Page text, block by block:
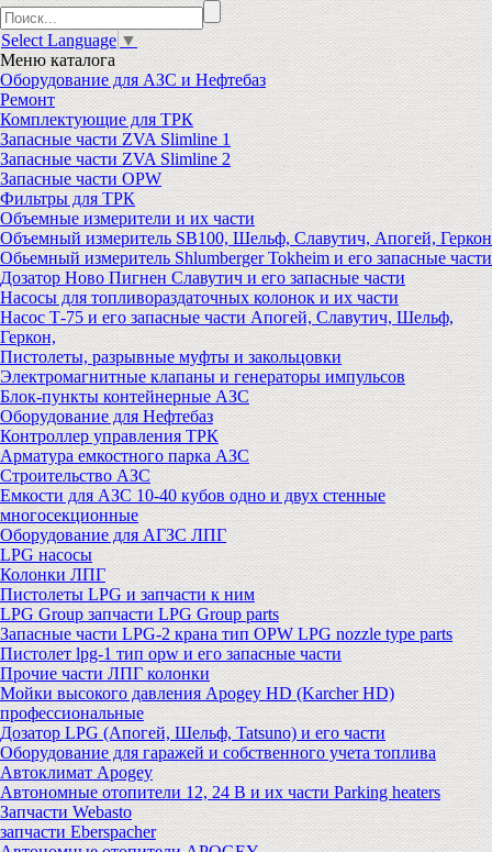
Select Language▼
Менюкаталога
Оборудование для АЗС и Нефтебаз
Ремонт
Комплектующие для ТРК
Запасные части ZVA Slimline 1
Запасные части ZVA Slimline 2
Запасные части OPW
Фильтры для ТРК
Объемные измерители и их части
Объемный измеритель SB100, Шельф, Славутич, Апогей, Геркон
Обьемный измеритель Shlumberger Tokheim и его запасные части
Дозатор Ново Пигнен Славутич и его запасные части
Насосы для топливораздаточных колонок и их части
Насос Т-75 и его запасные части Апогей, Славутич, Шельф,
Геркон,
Пистолеты, разрывные муфты и закольцовки
Электромагнитные клапаны и генераторы импульсов
Блок-пункты контейнерные АЗС
Оборудование для Нефтебаз
Контроллер управления ТРК
Арматура емкостного парка АЗС
Строительство АЗС
Емкости для АЗС 10-40 кубов одно и двух стенные
многосекционные
Оборудование для АГЗС ЛПГ
LPG насосы
Колонки ЛПГ
Пистолеты LPG и запчасти к ним
LPG Group запчасти LPG Group parts
Запасные части LPG-2 крана тип OPW LPG nozzle type parts
Пистолет lpg-1 тип opw и его запасные части
Прочие части ЛПГ колонки
Мойки высокого давления Apogey HD (Karcher HD)
профессиональные
Дозатор LPG (Апогей, Шельф, Tatsuno) и его части
Оборудование для гаражей и собственного учета топлива
Автоклимат Apogey
Автономные отопители 12, 24 В и их части Parking heaters
Запчасти Webasto
запчасти Eberspacher